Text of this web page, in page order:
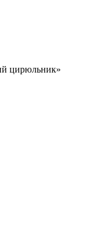
цирюльник»